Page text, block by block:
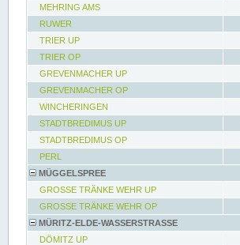
MEHRING AMS
RUWER
TRIER UP
TRIER OP
GREVENMACHER UP
GREVENMACHER OP
WINCHERINGEN
STADTBREDIMUS UP
STADTBREDIMUS OP
PERL
MÜGGELSPREE
GROSSE TRÄNKE WEHR UP
GROSSE TRÄNKE WEHR OP
MÜRITZ-ELDE-WASSERSTRASSE
DÖMITZ UP